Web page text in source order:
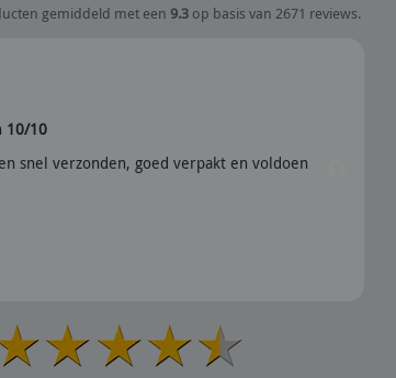
gemiddeld met een 9.3 op basis van 2671 reviews.
10/10
snel verzonden, goed verpakt en voldoen